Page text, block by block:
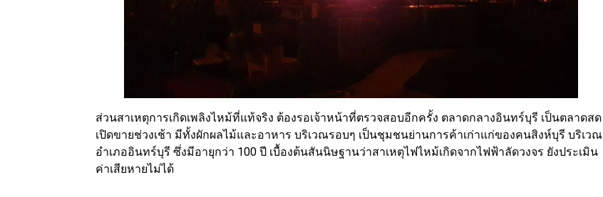
ส่วนสาเหตุการเกิดเพลิงไหม้ที่แท้จริง ต้องรอเจ้าหน้าที่ตรวจสอบอีกครั้ง ตลาดกลางอินทร์บุรี เป็นตลาดสด
เปิดขายช่วงเช้า มีทั้งผักผลไม้และอาหาร บริเวณรอบๆ เป็นชุมชนย่านการค้าเก่าแก่ของคนสิงห์บุรี บริเวณ
อำเภออินทร์บุรี ซึ่งมีอายุกว่า 100 ปี เบื้องต้นสันนิษฐานว่าสาเหตุไฟไหม้เกิดจากไฟฟ้าลัดวงจร ยังประเมิน
ค่าเสียหายไม่ได้